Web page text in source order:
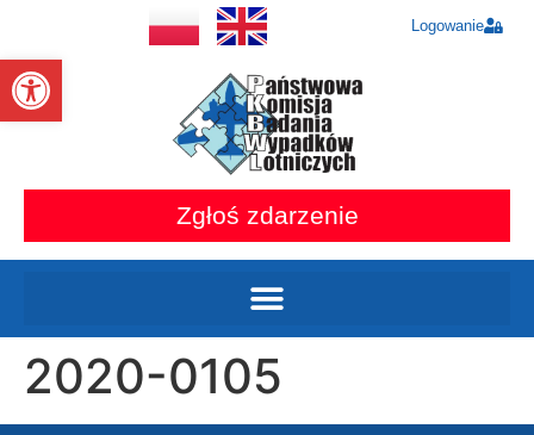
Otwórz pasek narzędzi
Logowanie
Zgłoś zdarzenie
2020-0105